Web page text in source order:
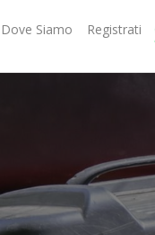
Dove Siamo Registrati